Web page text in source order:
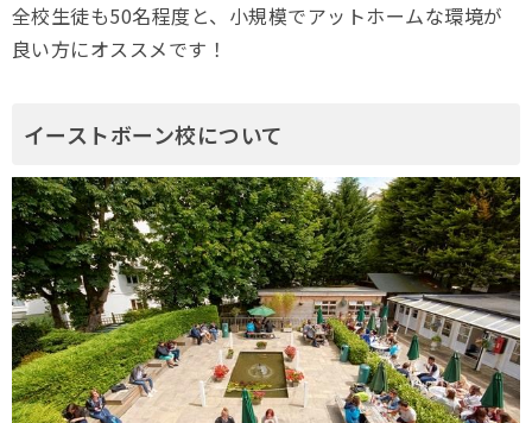
全校生徒も50名程度と、小規模でアットホームな環境が
良い方にオススメです！
イーストボーン校について